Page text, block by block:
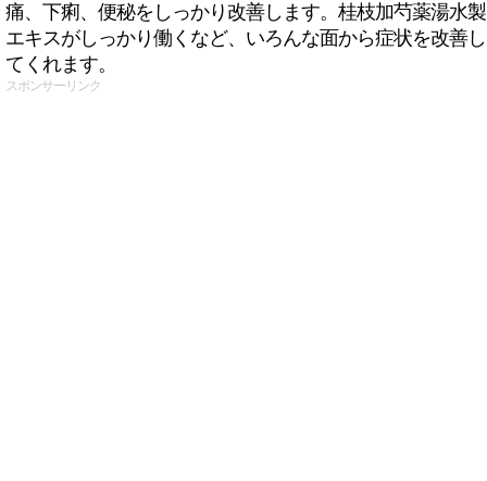
痛、下痢、便秘をしっかり改善します。桂枝加芍薬湯水製
エキスがしっかり働くなど、いろんな面から症状を改善し
てくれます。
スポンサーリンク